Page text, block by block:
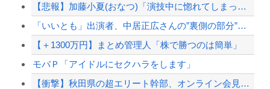
【悲報】ロシアさん、国民の財産を没収しはじめるｗｗｗｗｗ
【配信者】「金バエ」のSNS更新が1週間途絶え、様々な憶測が飛び交う。1週間ぶり...
【悲報】加藤小夏(おなつ)「演技中に惚れてしまった俳優がいる」 （※動画あり）
「いいとも」出演者、中居正広さんの”裏側の部分”を暴露
【＋1300万円】まとめ管理人「株で勝つのは簡単」
モバＰ「アイドルにセクハラをします」
【衝撃】秋田県の超エリート幹部、オンライン会見に「バスローブ姿＋タバコ」で登場し...